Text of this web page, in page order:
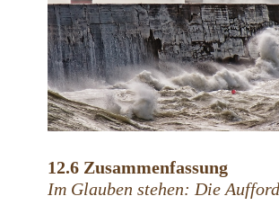
12.6 Zusammenfassung
Im Glauben stehen: Die